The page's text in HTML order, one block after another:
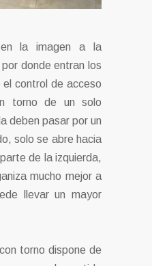
la imagen a la
donde entran los
control de acceso
torno de un solo
deben pasar por un
solo se abre hacia
de la izquierda,
mucho mejor a
llevar un mayor
torno dispone de